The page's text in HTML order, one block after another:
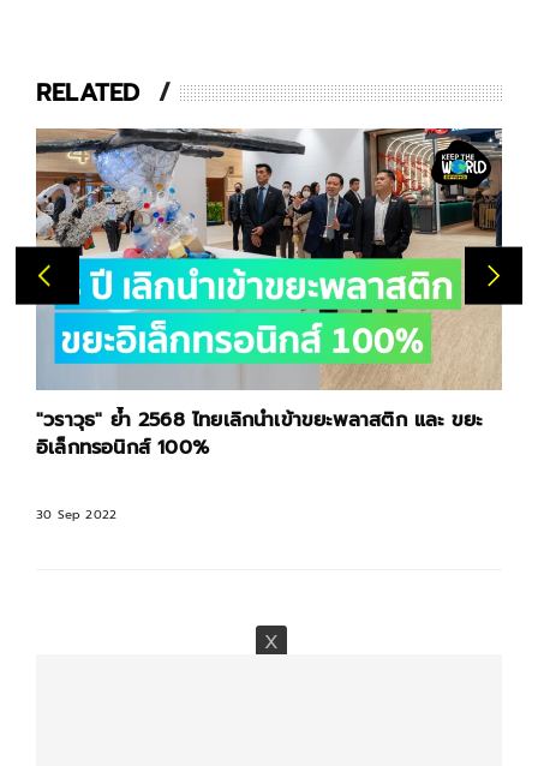
RELATED
"วราวุธ" ย้ำ 2568 ไทยเลิกนำเข้าขยะพลาสติก และ ขยะ
อิเล็กทรอนิกส์ 100%
30 Sep 2022